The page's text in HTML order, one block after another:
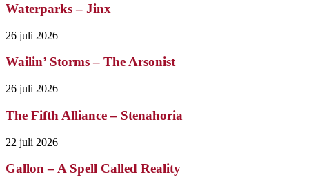
Waterparks – Jinx
26 juli 2026
Wailin’ Storms – The Arsonist
26 juli 2026
The Fifth Alliance – Stenahoria
22 juli 2026
Gallon – A Spell Called Reality